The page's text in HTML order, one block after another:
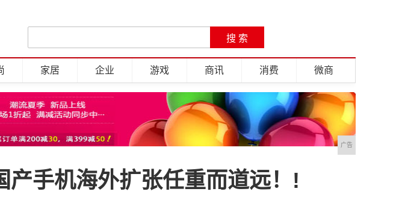
家居 企业 游戏 商讯 消费 微商
广告
手机海外扩张任重而道远！!